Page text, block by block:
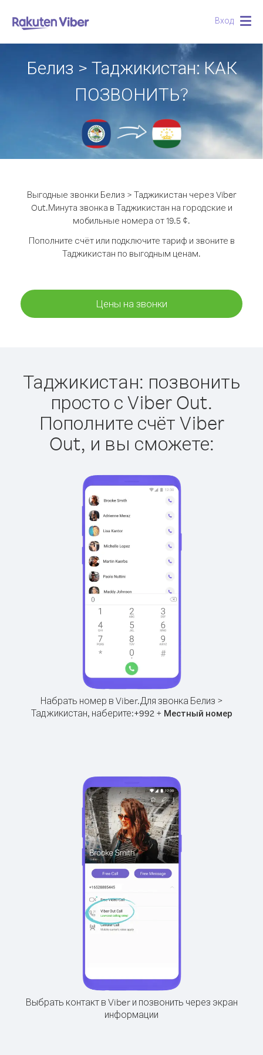
Вход
Белиз > Таджикистан: КАК
ПОЗВОНИТЬ?
Выгодные звонки Белиз > Таджикистан через Viber
Out.Минута звонка в Таджикистан на городские и
мобильные номера от 19.5 ¢.
Пополните счёт или подключите тариф и звоните в
Таджикистан по выгодным ценам.
Цены на звонки
Таджикистан: позвонить
просто с Viber Out.
Пополните счёт Viber
Out, и вы сможете:
Набрать номер в Viber.Для звонка Белиз >
Таджикистан, наберите:+992+ Местный номер
Выбрать контакт в Viber и позвонить через экран
информации